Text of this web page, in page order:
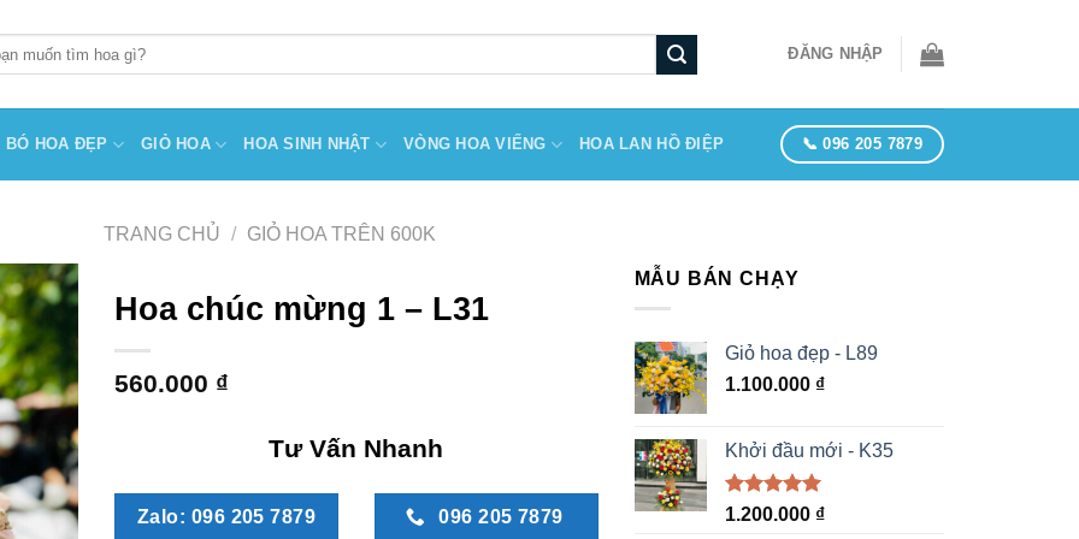
ĐĂNG NHẬP
BÓ HOA ĐẸP GIỎ HOA HOA SINH NHẬT VÒNG HOA VIẾNG HOA LAN HỒ ĐIỆP 📞 096 205 7879
TRANG CHỦ / GIỎ HOA TRÊN 600K
Hoa chúc mừng 1 – L31
560.000 ₫
Tư Vấn Nhanh
Zalo: 096 205 7879 096 205 7879
MẪU BÁN CHẠY
Giỏ hoa đẹp - L89
1.100.000 ₫
Khởi đầu mới - K35
Được xếp
1.200.000 ₫